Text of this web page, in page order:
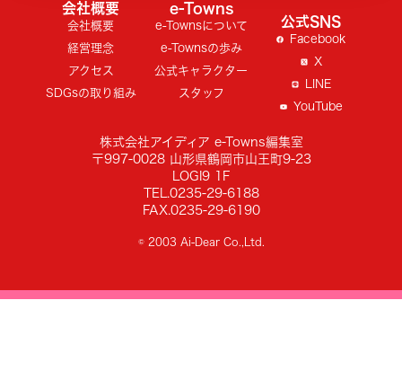
会社概要
会社概要
経営理念
アクセス
SDGsの取り組み
e-Towns
e-Townsについて
e-Townsの歩み
公式キャラクター
スタッフ
公式SNS
Facebook
X
LINE
YouTube
株式会社アイディア e-Towns編集室
〒997-0028 山形県鶴岡市山王町9-23
LOGI9 1F
TEL.0235-29-6188
FAX.0235-29-6190
© 2003 Ai-Dear Co.,Ltd.